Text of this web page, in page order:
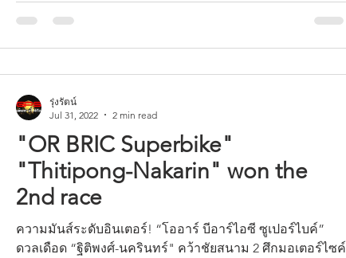
"OR BRIC Superbike"
"Thitipong-Nakarin" won the
2nd race
ความมันส์ระดับอินเตอร์! “โออาร์ บีอาร์ไอซี ซูเปอร์ไบค์”
ดวลเดือด “ฐิติพงศ์-นครินทร์" คว้าชัยสนาม 2 ศึกมอเตอร์ไซค์
รุ่งรัตน์
Jul 31, 2022
2 min read